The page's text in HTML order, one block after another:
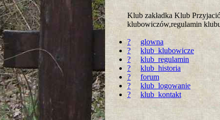
Klub zakładka Klub
klubowiczów,regulamin
?
glowna
?
klub_klubowicze
?
klub_regulamin
?
klub_historia
?
forum
?
klub_logowanie
?
klub_kontakt